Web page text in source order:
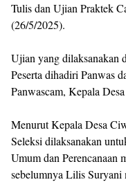
Tulis dan Ujian Praktek
(26/5/2025).
Ujian yang dilaksanakan
Peserta dihadiri Panwas
Panwascam, Kepala
Menurut Kepala Desa
Seleksi dilaksanakan
Umum dan Perencanaan
sebelumnya Lilis Suryani